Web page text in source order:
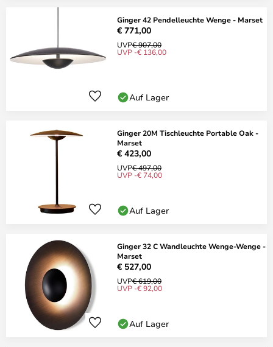
Ginger 42 Pendelleuchte Wenge - Marset
€ 771,00
UVP€ 907,00
UVP -€ 136,00
Auf Lager
Ginger 20M Tischleuchte Portable Oak -
Marset
€ 423,00
UVP€ 497,00
UVP -€ 74,00
Auf Lager
Ginger 32 C Wandleuchte Wenge-Wenge -
Marset
€ 527,00
UVP€ 619,00
UVP -€ 92,00
Auf Lager